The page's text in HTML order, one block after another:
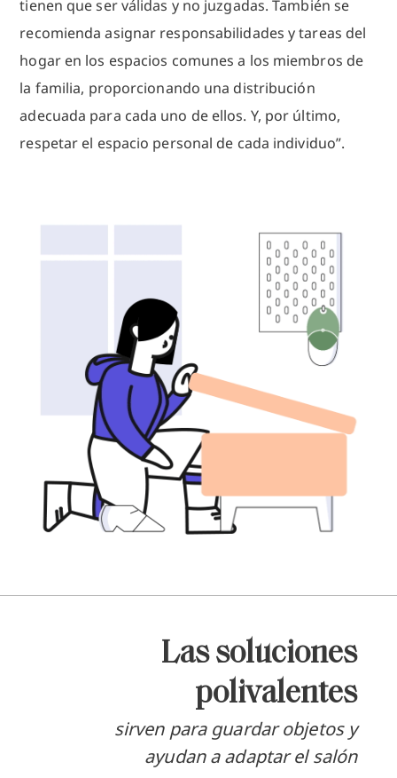
tienen que ser válidas y no juzgadas. También se
recomienda asignar responsabilidades y tareas del
hogar en los espacios comunes a los miembros de
la familia, proporcionando una distribución
adecuada para cada uno de ellos. Y, por último,
respetar el espacio personal de cada individuo”.
Las soluciones
polivalentes
sirven para guardar objetos y
ayudan a adaptar el salón